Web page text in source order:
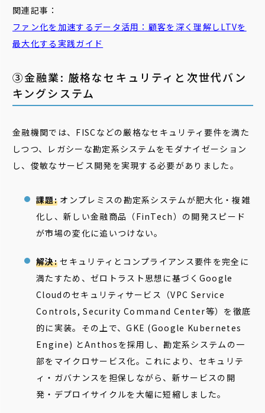
関連記事：
ファン化を加速するデータ活用：顧客を深く理解しLTVを
最大化する実践ガイド
③金融業: 厳格なセキュリティと次世代バン
キングシステム
金融機関では、FISCなどの厳格なセキュリティ要件を満た
しつつ、レガシーな勘定系システムをモダナイゼーション
し、俊敏なサービス開発を実現する必要がありました。
課題:オンプレミスの勘定系システムが肥大化・複雑
化し、新しい金融商品（FinTech）の開発スピード
が市場の変化に追いつけない。
解決:セキュリティとコンプライアンス要件を完全に
満たすため、ゼロトラスト思想に基づくGoogle
Cloudのセキュリティサービス（VPC Service
Controls, Security Command Center等）を徹底
的に実装。その上で、GKE (Google Kubernetes
Engine) とAnthosを採用し、勘定系システムの一
部をマイクロサービス化。これにより、セキュリテ
ィ・ガバナンスを担保しながら、新サービスの開
発・デプロイサイクルを大幅に短縮しました。